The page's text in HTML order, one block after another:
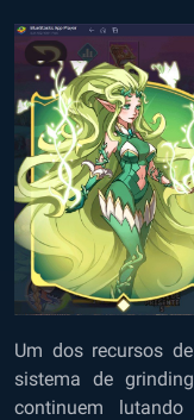
Um dos recursos
sistema de grinding
continuem